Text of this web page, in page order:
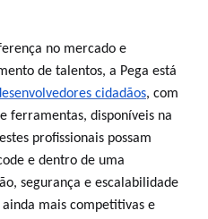
no mercado e
de talentos, a Pega está
cidadãos, com
ferramentas, disponíveis na
profissionais possam
e dentro de uma
segurança e escalabilidade
mais competitivas e